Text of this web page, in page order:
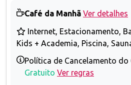
Café da Manhã Ver detalhes
Internet, Estacionamento,
Kids + Academia, Piscina,
Política de Cancelamento do
Gratuito Ver regras